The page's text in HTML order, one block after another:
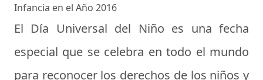
Infancia en el Año 2016
El Día Universal del Niño es una fecha
especial que se celebra en todo el mundo
para reconocer los derechos de los niños y